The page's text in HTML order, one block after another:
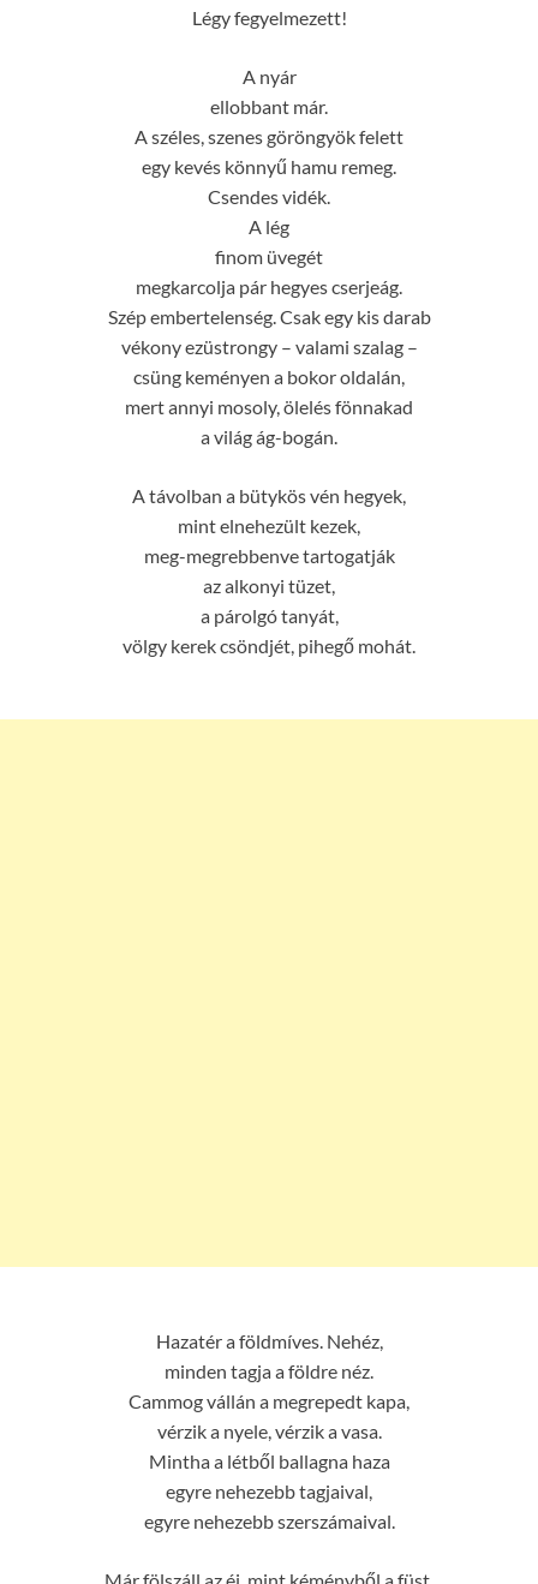
Légy fegyelmezett!
A nyár
ellobbant már.
A széles, szenes göröngyök felett
egy kevés könnyű hamu remeg.
Csendes vidék.
A lég
finom üvegét
megkarcolja pár hegyes cserjeág.
Szép embertelenség. Csak egy kis darab
vékony ezüstrongy – valami szalag –
csüng keményen a bokor oldalán,
mert annyi mosoly, ölelés fönnakad
a világ ág-bogán.
A távolban a bütykös vén hegyek,
mint elnehezült kezek,
meg-megrebbenve tartogatják
az alkonyi tüzet,
a párolgó tanyát,
völgy kerek csöndjét, pihegő mohát.
Hazatér a földmíves. Nehéz,
minden tagja a földre néz.
Cammog vállán a megrepedt kapa,
vérzik a nyele, vérzik a vasa.
Mintha a létből ballagna haza
egyre nehezebb tagjaival,
egyre nehezebb szerszámaival.
Már fölszáll az éj, mint kéményből a füst,